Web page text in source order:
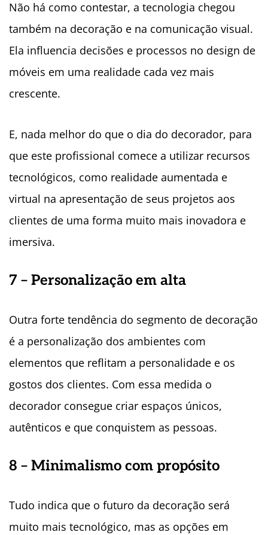
Não há como contestar, a tecnologia chegou
também na decoração e na comunicação visual.
Ela influencia decisões e processos no design de
móveis em uma realidade cada vez mais
crescente.
E, nada melhor do que o dia do decorador, para
que este profissional comece a utilizar recursos
tecnológicos, como realidade aumentada e
virtual na apresentação de seus projetos aos
clientes de uma forma muito mais inovadora e
imersiva.
7 – Personalização em alta
Outra forte tendência do segmento de decoração
é a personalização dos ambientes com
elementos que reflitam a personalidade e os
gostos dos clientes. Com essa medida o
decorador consegue criar espaços únicos,
autênticos e que conquistem as pessoas.
8 – Minimalismo com propósito
Tudo indica que o futuro da decoração será
muito mais tecnológico, mas as opções em